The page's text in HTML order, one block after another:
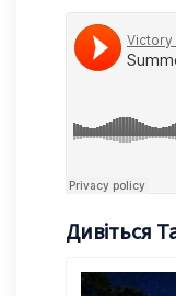
Дивіться